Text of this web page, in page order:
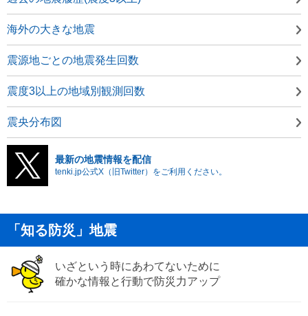
海外の大きな地震
震源地ごとの地震発生回数
震度3以上の地域別観測回数
震央分布図
最新の地震情報を配信
tenki.jp公式X（旧Twitter）をご利用ください。
「知る防災」地震
いざという時にあわてないために
確かな情報と行動で防災力アップ